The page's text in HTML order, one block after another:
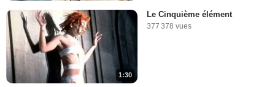
1:30
Le Cinquième élément
377 378 vues